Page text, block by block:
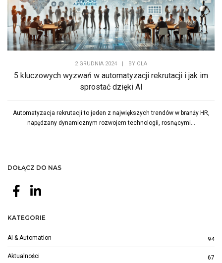
2 GRUDNIA 2024 | BY OLA
5 kluczowych wyzwań w automatyzacji rekrutacji i jak im
sprostać dzięki AI
Automatyzacja rekrutacji to jeden z największych trendów w branży HR,
napędzany dynamicznym rozwojem technologii, rosnącymi...
DOŁĄCZ DO NAS
KATEGORIE
AI & Automation 94
Aktualności 67